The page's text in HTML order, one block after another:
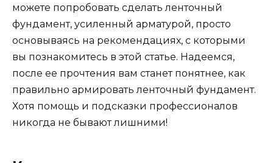
можете попробовать сделать ленточный
фундамент, усиленный арматурой, просто
основываясь на рекомендациях, с которыми
вы познакомитесь в этой статье. Надеемся,
после ее прочтения вам станет понятнее, как
правильно армировать ленточный фундамент.
Хотя помощь и подсказки профессионалов
никогда не бывают лишними!